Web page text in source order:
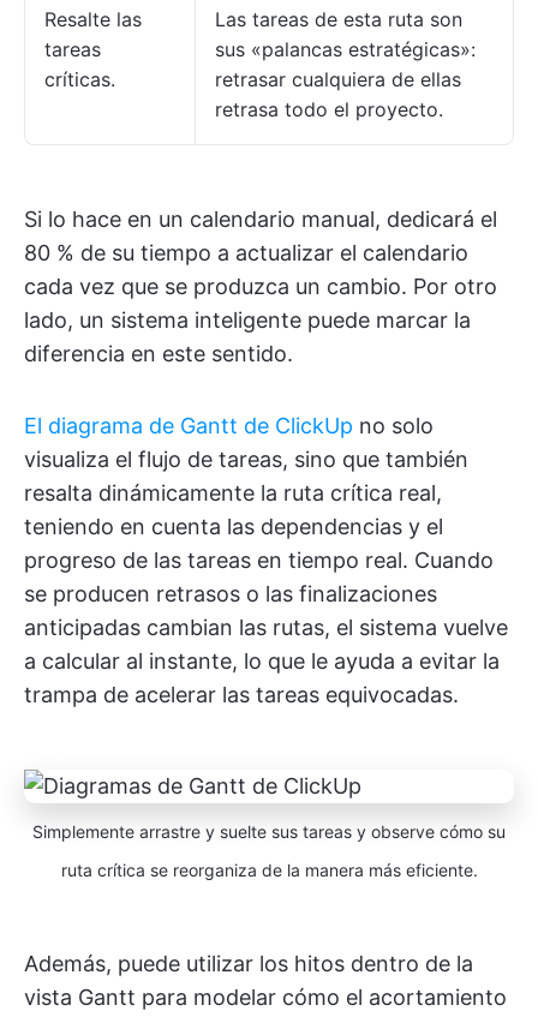
Resalte las
tareas
críticas.
Las tareas de esta ruta son
sus «palancas estratégicas»:
retrasar cualquiera de ellas
retrasa todo el proyecto.
Si lo hace en un calendario manual, dedicará el
80 % de su tiempo a actualizar el calendario
cada vez que se produzca un cambio. Por otro
lado, un sistema inteligente puede marcar la
diferencia en este sentido.
El diagrama de Gantt de ClickUp no solo
visualiza el flujo de tareas, sino que también
resalta dinámicamente la ruta crítica real,
teniendo en cuenta las dependencias y el
progreso de las tareas en tiempo real. Cuando
se producen retrasos o las finalizaciones
anticipadas cambian las rutas, el sistema vuelve
a calcular al instante, lo que le ayuda a evitar la
trampa de acelerar las tareas equivocadas.
Simplemente arrastre y suelte sus tareas y observe cómo su
ruta crítica se reorganiza de la manera más eficiente.
Además, puede utilizar los hitos dentro de la
vista Gantt para modelar cómo el acortamiento